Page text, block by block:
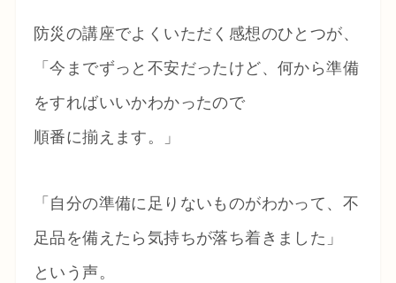
防災の講座でよくいただく感想のひとつが、
「今までずっと不安だったけど、何から準備
をすればいいかわかったので
順番に揃えます。」
「自分の準備に足りないものがわかって、不
足品を備えたら気持ちが落ち着きました」
という声。